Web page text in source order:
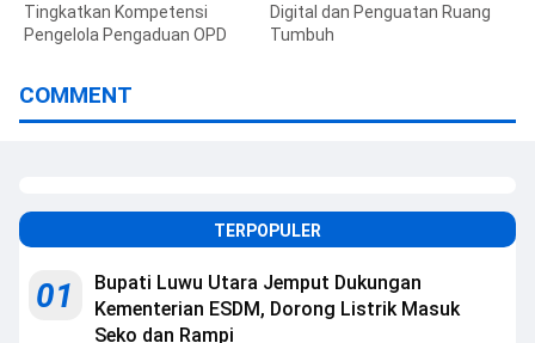
Tingkatkan Kompetensi
Pengelola Pengaduan OPD
Digital dan Penguatan Ruang
Tumbuh
COMMENT
TERPOPULER
01
Bupati Luwu Utara Jemput Dukungan
Kementerian ESDM, Dorong Listrik Masuk
Seko dan Rampi